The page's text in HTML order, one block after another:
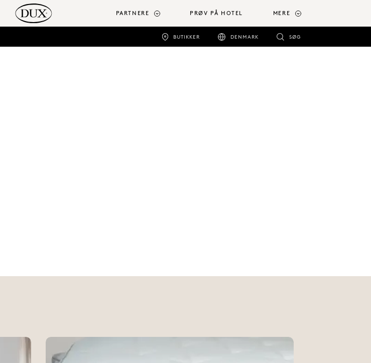
PARTNERE PRØV PÅ HOTEL MERE
BUTIKKER DENMARK SØG